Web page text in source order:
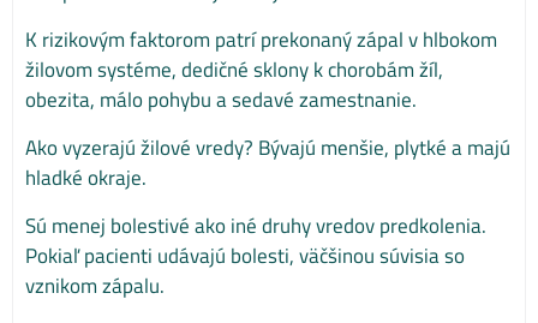
K rizikovým faktorom patrí prekonaný zápal v hlbokom
žilovom systéme, dedičné sklony k chorobám žíl,
obezita, málo pohybu a sedavé zamestnanie.
Ako vyzerajú žilové vredy? Bývajú menšie, plytké a majú
hladké okraje.
Sú menej bolestivé ako iné druhy vredov predkolenia.
Pokiaľ pacienti udávajú bolesti, väčšinou súvisia so
vznikom zápalu.